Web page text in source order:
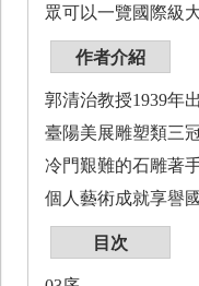
眾可以一覽國際級
作者介紹
郭清治教授1939年
臺陽美展雕塑類三
冷門艱難的石雕著
個人藝術成就享譽
目次